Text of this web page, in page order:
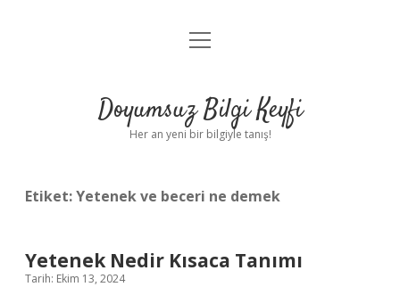
Anasayfa
Yasal Uyarı
menüyü
Doyumsuz Bilgi Keyfi
Her an yeni bir bilgiyle tanış!
Etiket:Yetenek ve beceri ne demek
Yetenek Nedir Kısaca Tanımı
Tarih: Ekim 13, 2024